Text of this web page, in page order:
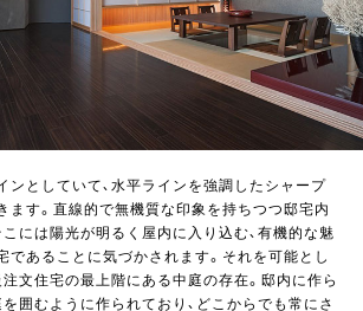
ンとしていて、水平ラインを強調したシャープ
ます。直線的で無機質な印象を持ちつつ邸宅内
こには陽光が明るく屋内に入り込む、有機的な魅
であることに気づかされます。それを可能とし
文住宅の最上階にある中庭の存在。邸内に作ら
囲むように作られており、どこからでも常にさ